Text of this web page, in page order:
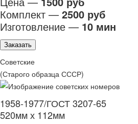
Комплект — 2500 руб
Изготовление — 10 мин
Заказать
Советские
(Старого образца СССР)
1958-1977/ГОСТ 3207-65
520мм х 112мм